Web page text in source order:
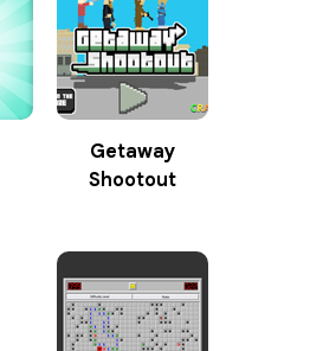
Getaway
Shootout